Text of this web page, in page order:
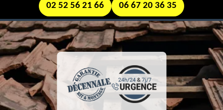
02 52 56 21 66 06 67 20 36 35